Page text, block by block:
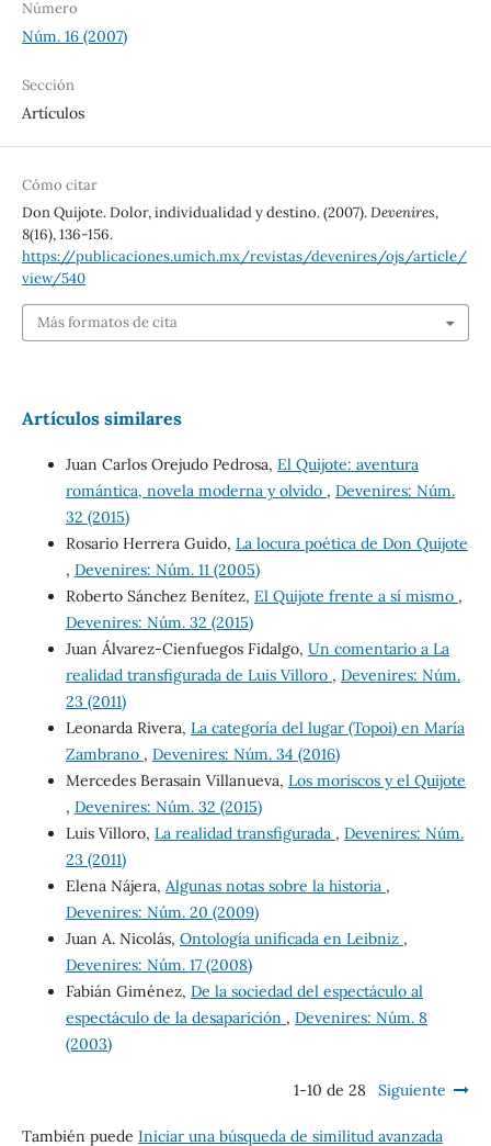
Número
Núm. 16 (2007)
Sección
Artículos
Cómo citar
Don Quijote. Dolor, individualidad y destino. (2007).Devenires,
8(16), 136-156.
https://publicaciones.umich.mx/revistas/devenires/ojs/article/
view/540
Más formatos de cita
Artículos similares
Juan Carlos Orejudo Pedrosa, El Quijote: aventura
romántica, novela moderna y olvido , Devenires: Núm.
32 (2015)
Rosario Herrera Guido, La locura poética de Don Quijote
, Devenires: Núm. 11 (2005)
Roberto Sánchez Benítez, El Quijote frente a sí mismo ,
Devenires: Núm. 32 (2015)
Juan Álvarez-Cienfuegos Fidalgo, Un comentario a La
realidad transfigurada de Luis Villoro , Devenires: Núm.
23 (2011)
Leonarda Rivera, La categoría del lugar (Topoi) en María
Zambrano , Devenires: Núm. 34 (2016)
Mercedes Berasain Villanueva, Los moriscos y el Quijote
, Devenires: Núm. 32 (2015)
Luis Villoro, La realidad transfigurada , Devenires: Núm.
23 (2011)
Elena Nájera, Algunas notas sobre la historia ,
Devenires: Núm. 20 (2009)
Juan A. Nicolás, Ontología unificada en Leibniz ,
Devenires: Núm. 17 (2008)
Fabián Giménez, De la sociedad del espectáculo al
espectáculo de la desaparición , Devenires: Núm. 8
(2003)
1-10 de 28 Siguiente
También puede Iniciar una búsqueda de similitud avanzada